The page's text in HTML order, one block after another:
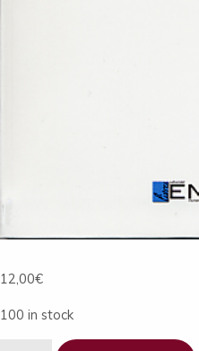
12,00€
100 in stock